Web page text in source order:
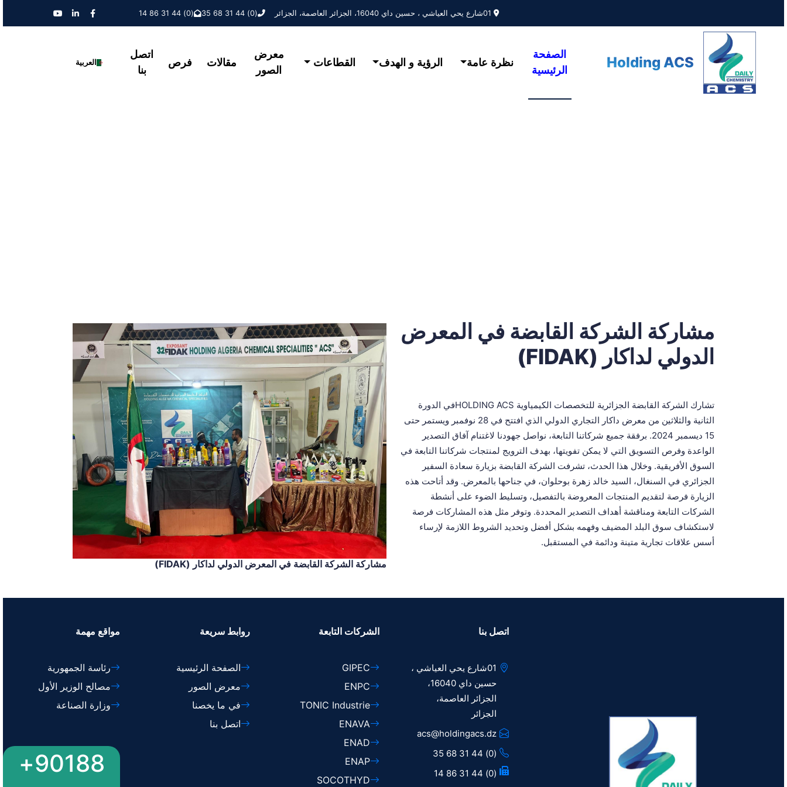
01شارع يحي العياشي ، حسين داي 16040، الجزائر العاصمة، الجزائر (0) 44 31 68 35
(0) 44 31 86 14
Holding ACS
الصفحة
الرئيسية
نظرة عامة الرؤية و الهدف القطاعات
معرض
الصور
مقالات فرص
اتصل
بنا
العربية
مشاركة الشركة القابضة في المعرض
الدولي لداكار (FIDAK)
تشارك الشركة القابضة الجزائرية للتخصصات الكيمياوية HOLDING ACSفي الدورة
الثانية والثلاثين من معرض داكار التجاري الدولي الذي افتتح في 28 نوفمبر ويستمر حتى
15 ديسمبر 2024. برفقة جميع شركاتنا التابعة، نواصل جهودنا لاغتنام آفاق التصدير
الواعدة وفرص التسويق التي لا يمكن تفويتها، بهدف الترويج لمنتجات شركاتنا التابعة في
السوق الأفريقية. وخلال هذا الحدث، تشرفت الشركة القابضة بزيارة سعادة السفير
الجزائري في السنغال، السيد خالد زهرة بوحلوان، في جناحها بالمعرض. وقد أتاحت هذه
الزيارة فرصة لتقديم المنتجات المعروضة بالتفصيل، وتسليط الضوء على أنشطة
الشركات التابعة ومناقشة أهداف التصدير المحددة. وتوفر مثل هذه المشاركات فرصة
لاستكشاف سوق البلد المضيف وفهمه بشكل أفضل وتحديد الشروط اللازمة لإرساء
أسس علاقات تجارية متينة ودائمة في المستقبل.
مشاركة الشركة القابضة في المعرض الدولي لداكار (FIDAK)
اتصل بنا
01شارع يحي العياشي ،
حسين داي 16040،
الجزائر العاصمة،
الجزائر
acs@holdingacs.dz
(0) 44 31 68 35
(0) 44 31 86 14
الشركات التابعة
GIPEC
ENPC
TONIC Industrie
ENAVA
ENAD
ENAP
SOCOTHYD
روابط سريعة
الصفحة الرئيسية
معرض الصور
في ما يخصنا
اتصل بنا
مواقع مهمة
رئاسة الجمهورية
مصالح الوزير الأول
وزارة الصناعة
90188+